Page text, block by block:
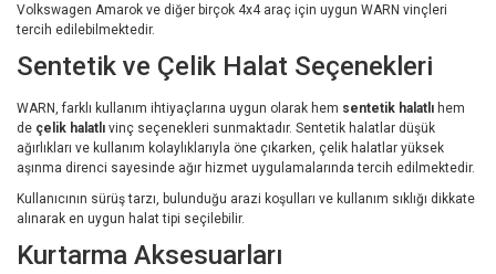
Volkswagen Amarok ve diğer birçok 4x4 araç için uygun WARN vinçleri
tercih edilebilmektedir.
Sentetik ve Çelik Halat Seçenekleri
WARN, farklı kullanım ihtiyaçlarına uygun olarak hem sentetik halatlı hem
de çelik halatlı vinç seçenekleri sunmaktadır. Sentetik halatlar düşük
ağırlıkları ve kullanım kolaylıklarıyla öne çıkarken, çelik halatlar yüksek
aşınma direnci sayesinde ağır hizmet uygulamalarında tercih edilmektedir.
Kullanıcının sürüş tarzı, bulunduğu arazi koşulları ve kullanım sıklığı dikkate
alınarak en uygun halat tipi seçilebilir.
Kurtarma Aksesuarları